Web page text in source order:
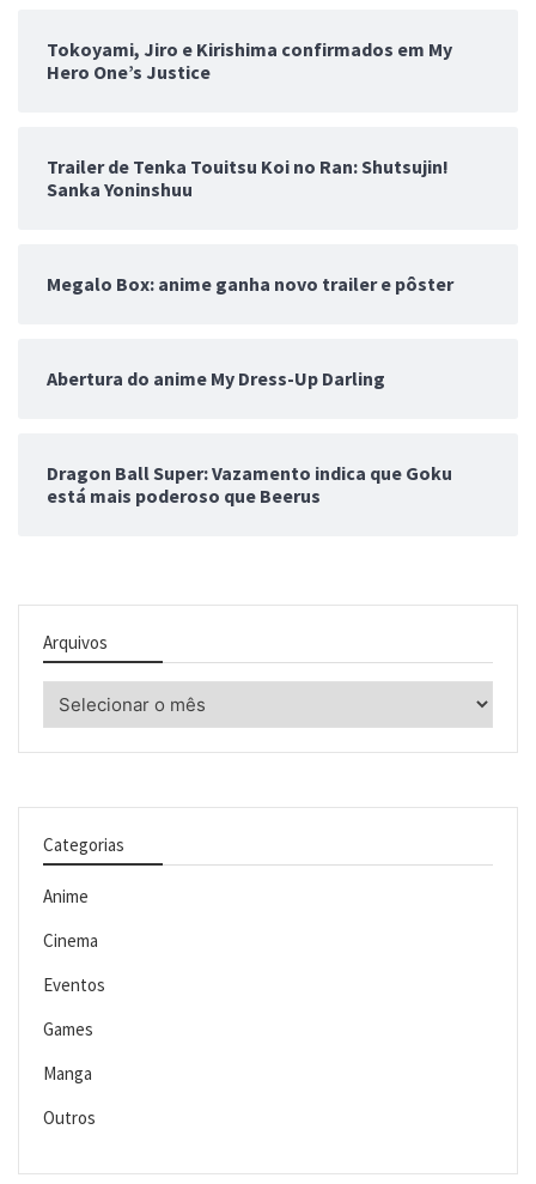
Tokoyami, Jiro e Kirishima confirmados em My
Hero One’s Justice
Trailer de Tenka Touitsu Koi no Ran: Shutsujin!
Sanka Yoninshuu
Megalo Box: anime ganha novo trailer e pôster
Abertura do anime My Dress-Up Darling
Dragon Ball Super: Vazamento indica que Goku
está mais poderoso que Beerus
Arquivos
Categorias
Anime
Cinema
Eventos
Games
Manga
Outros